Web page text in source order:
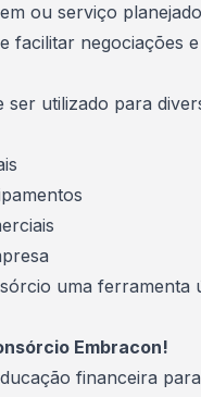
ou serviço
facilitar negociações
utilizado para
uma ferramenta
Embracon!
financeira